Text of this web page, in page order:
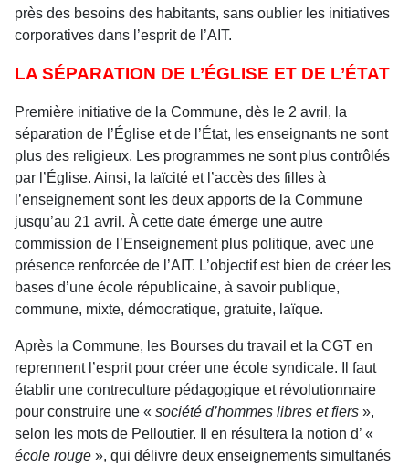
près des besoins des habitants, sans oublier les initiatives
corporatives dans l’esprit de l’AIT.
LA SÉPARATION DE L’ÉGLISE ET DE L’ÉTAT
Première initiative de la Commune, dès le 2 avril, la
séparation de l’Église et de l’État, les enseignants ne sont
plus des religieux. Les programmes ne sont plus contrôlés
par l’Église. Ainsi, la laïcité et l’accès des filles à
l’enseignement sont les deux apports de la Commune
jusqu’au 21 avril. À cette date émerge une autre
commission de l’Enseignement plus politique, avec une
présence renforcée de l’AIT. L’objectif est bien de créer les
bases d’une école républicaine, à savoir publique,
commune, mixte, démocratique, gratuite, laïque.
Après la Commune, les Bourses du travail et la CGT en
reprennent l’esprit pour créer une école syndicale. Il faut
établir une contreculture pédagogique et révolutionnaire
pour construire une « société d’hommes libres et fiers »,
selon les mots de Pelloutier. Il en résultera la notion d’ «
école rouge », qui délivre deux enseignements simultanés